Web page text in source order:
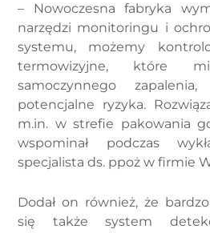
– Nowoczesna fabryka
narzędzi monitoringu i
systemu, możemy
termowizyjne, które
samoczynnego
potencjalne ryzyka.
m.in. w strefie pakowania
wspominał podczas
specjalista ds. ppoż w firmie
Dodał on również, że
się także system